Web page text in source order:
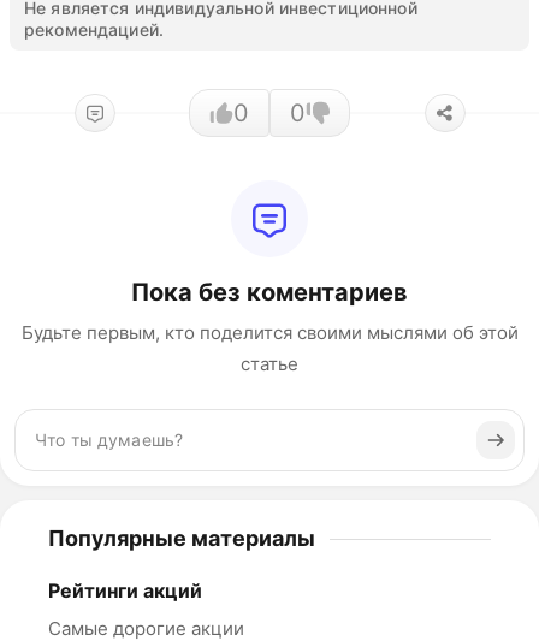
Не является индивидуальной инвестиционной
рекомендацией.
0 0
Пока без коментариев
Будьте первым, кто поделится своими мыслями об этой
статье
Популярные материалы
Рейтинги акций
Самые дорогие акции